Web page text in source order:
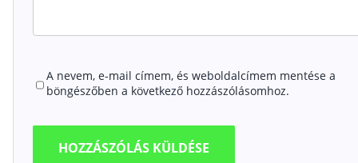
A nevem, e-mail címem, és weboldalcímem mentése a
böngészőben a következő hozzászólásomhoz.